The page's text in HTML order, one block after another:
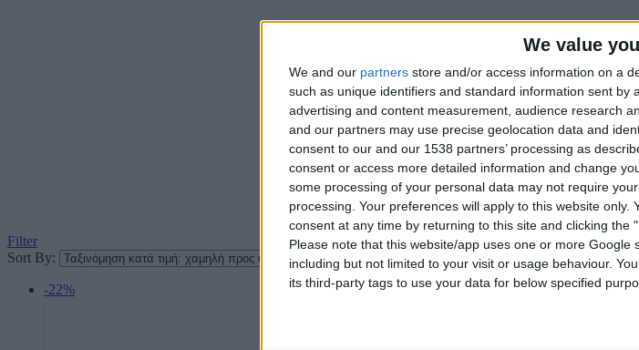
We value
We and our partners store and/or access information on a
such as unique identifiers and standard information sent by
advertising and content measurement, audience research
and our partners may use precise geolocation data and
consent to our and our 1538 partners’ processing as
consent or access more detailed information and change
some processing of your personal data may not require
processing. Your preferences will apply to this website
consent at any time by returning to this site and clicking the
Please note that this website/app uses one or more
including but not limited to your visit or usage behaviour.
its third-party tags to use your data for below specified
Filter
Sort By:
-22%